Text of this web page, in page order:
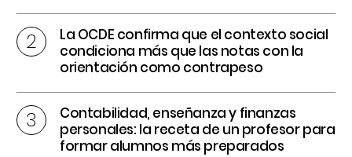
La OCDE confirma que el contexto social
condiciona más que las notas con la
orientación como contrapeso
Contabilidad, enseñanza y finanzas
personales: la receta de un profesor para
formar alumnos más preparados